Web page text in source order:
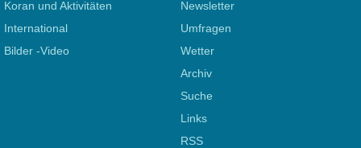
Koran und Aktivitäten
International
Bilder -Video
Newsletter
Umfragen
Wetter
Archiv
Suche
Links
RSS